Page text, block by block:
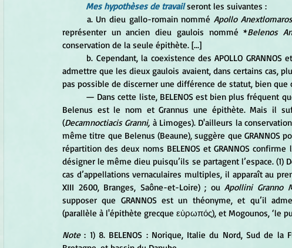
Mes hypothèses de travail seront les suivantes :
	a. Un dieu gallo-romain nommé
Apollo Anextlomaros
représenter un ancien dieu gaulois nommé *Belenos
conservation de la seule épithète. [...]
admettre que les dieux gaulois avaient, dans certains cas,
pas possible de discerner une différence de statut, bien que
Belenus est le nom et Grannus une épithète. Mais il
(Decamnoctiacis Granni, à Limoges). D'ailleurs la
même titre que Belenus (Beaune), suggère que GRANNOS
répartition des deux noms BELENOS et GRANNOS
désigner le même dieu puisqu’ils se partagent l’espace. (1)
cas d’appellations vernaculaires multiples, il apparaît au
XIII 2600, Branges, Saône-et-Loire) ; ou Apollini Granno
supposer que GRANNOS est un théonyme, et qu’il
(parallèle à l'épithète grecque εὐρωπός), et Mogounos, ‘le
Note : 1) 8. BELENOS : Norique, Italie du Nord, Sud de la